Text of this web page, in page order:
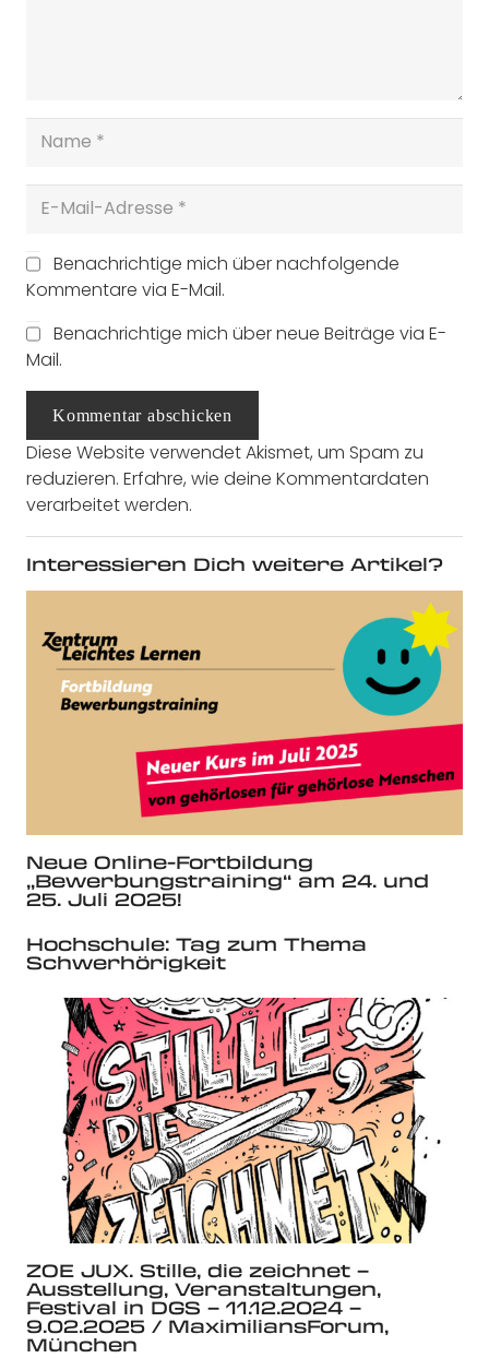
Benachrichtige mich über nachfolgende
Kommentare via E-Mail.
Benachrichtige mich über neue Beiträge via E-
Mail.
Kommentar abschicken
Diese Website verwendet Akismet, um Spam zu
reduzieren. Erfahre, wie deine Kommentardaten
verarbeitet werden.
Interessieren Dich weitere Artikel?
Neue Online-Fortbildung
„Bewerbungstraining“ am 24. und
25. Juli 2025!
Hochschule: Tag zum Thema
Schwerhörigkeit
ZOE JUX. Stille, die zeichnet –
Ausstellung, Veranstaltungen,
Festival in DGS – 11.12.2024 –
9.02.2025 / MaximiliansForum,
München